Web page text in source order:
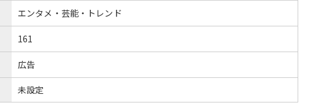
エンタメ・芸能・トレンド
161
広告
未設定